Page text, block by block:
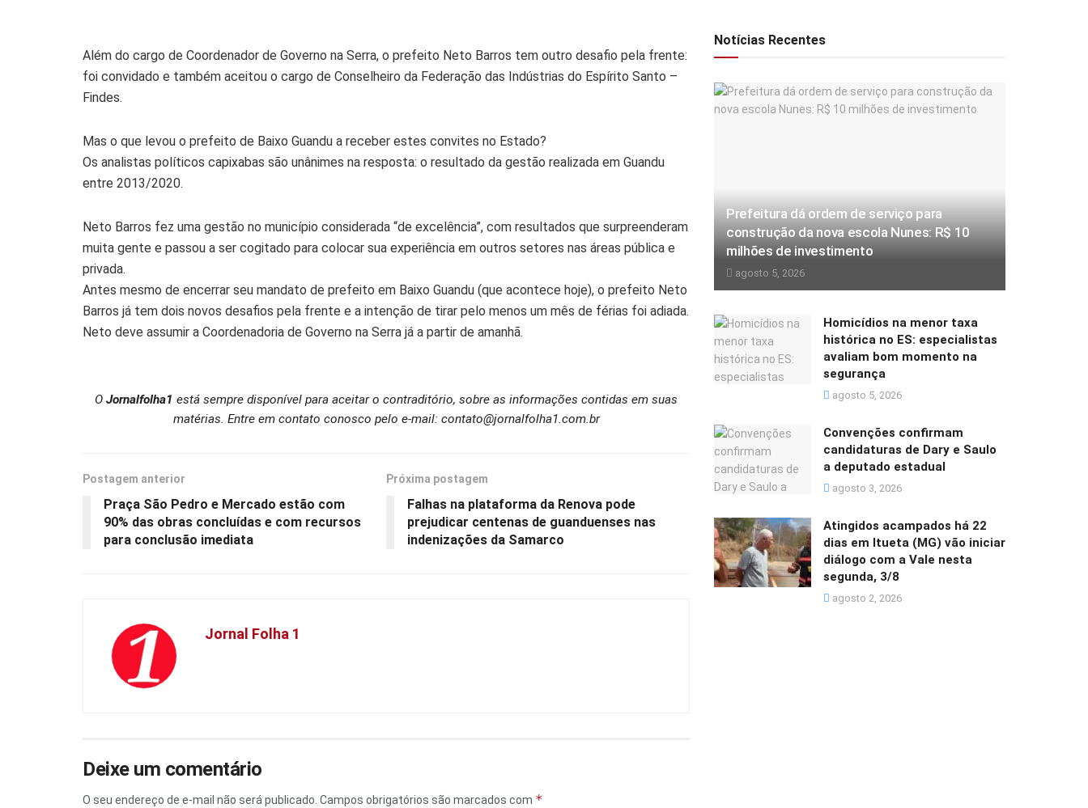
Além do cargo de Coordenador de Governo na Serra, o prefeito Neto Barros tem outro desafio pela frente:
foi convidado e também aceitou o cargo de Conselheiro da Federação das Indústrias do Espírito Santo –
Findes.
Mas o que levou o prefeito de Baixo Guandu a receber estes convites no Estado?
Os analistas políticos capixabas são unânimes na resposta: o resultado da gestão realizada em Guandu
entre 2013/2020.
Neto Barros fez uma gestão no município considerada “de excelência”, com resultados que surpreenderam
muita gente e passou a ser cogitado para colocar sua experiência em outros setores nas áreas pública e
privada.
Antes mesmo de encerrar seu mandato de prefeito em Baixo Guandu (que acontece hoje), o prefeito Neto
Barros já tem dois novos desafios pela frente e a intenção de tirar pelo menos um mês de férias foi adiada.
Neto deve assumir a Coordenadoria de Governo na Serra já a partir de amanhã.
O Jornalfolha1 está sempre disponível para aceitar o contraditório, sobre as informações contidas em suas
matérias. Entre em contato conosco pelo e-mail: contato@jornalfolha1.com.br
Postagem anterior
Praça São Pedro e Mercado estão com
90% das obras concluídas e com recursos
para conclusão imediata
Próxima postagem
Falhas na plataforma da Renova pode
prejudicar centenas de guanduenses nas
indenizações da Samarco
Jornal Folha 1
Deixe um comentário
O seu endereço de e-mail não será publicado. Campos obrigatórios são marcados com *
Notícias Recentes
Prefeitura dá ordem de serviço para
construção da nova escola Nunes: R$ 10
milhões de investimento
agosto 5, 2026
Homicídios na menor taxa
histórica no ES: especialistas
avaliam bom momento na
segurança
agosto 5, 2026
Convenções confirmam
candidaturas de Dary e Saulo
a deputado estadual
agosto 3, 2026
Atingidos acampados há 22
dias em Itueta (MG) vão iniciar
diálogo com a Vale nesta
segunda, 3/8
agosto 2, 2026